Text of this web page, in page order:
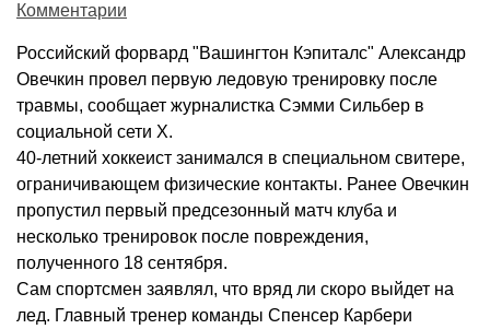
Комментарии
Российский форвард "Вашингтон Кэпиталс" Александр
Овечкин провел первую ледовую тренировку после
травмы, сообщает журналистка Сэмми Сильбер в
социальной сети X.
40-летний хоккеист занимался в специальном свитере,
ограничивающем физические контакты. Ранее Овечкин
пропустил первый предсезонный матч клуба и
несколько тренировок после повреждения,
полученного 18 сентября.
Сам спортсмен заявлял, что вряд ли скоро выйдет на
лед. Главный тренер команды Спенсер Карбери